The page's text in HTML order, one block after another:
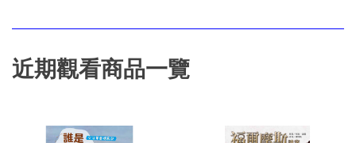
近期觀看商品一覽